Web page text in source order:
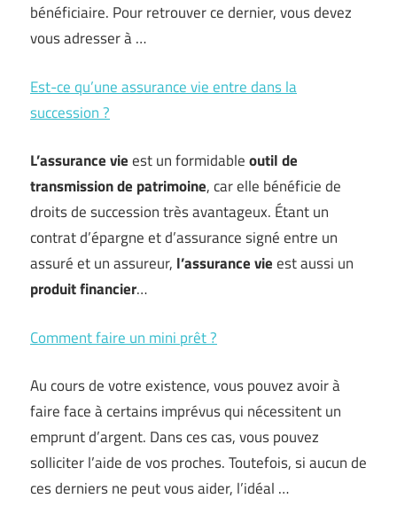
bénéficiaire. Pour retrouver ce dernier, vous devez
vous adresser à …
Est-ce qu’une assurance vie entre dans la
succession ?
L’assurance vieest un formidableoutil de
transmission de patrimoine, car elle bénéficie de
droits de succession très avantageux. Étant un
contrat d’épargne et d’assurance signé entre un
assuré et un assureur, l’assurance vieest aussi un
produit financier…
Comment faire un mini prêt ?
Au cours de votre existence, vous pouvez avoir à
faire face à certains imprévus qui nécessitent un
emprunt d’argent. Dans ces cas, vous pouvez
solliciter l’aide de vos proches. Toutefois, si aucun de
ces derniers ne peut vous aider, l’idéal …